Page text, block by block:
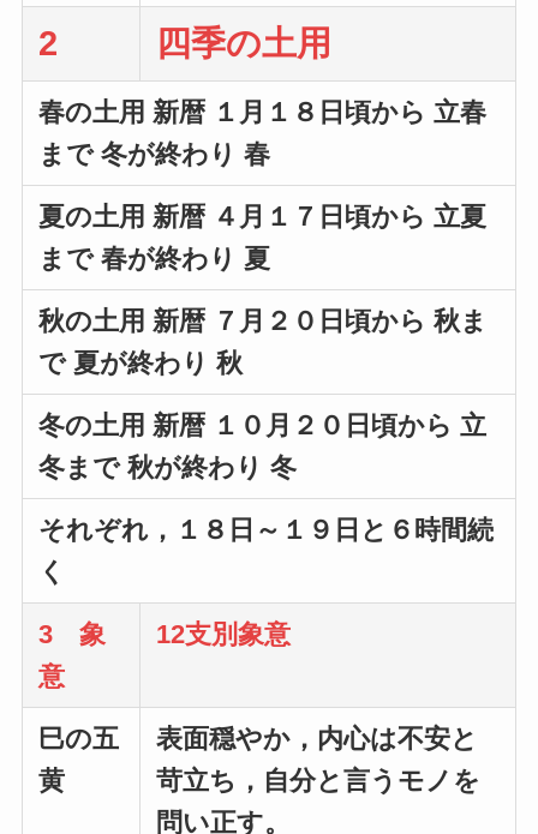
2 四季の土用
春の土用 新暦 １月１８日頃から 立春
まで 冬が終わり 春
夏の土用 新暦 ４月１７日頃から 立夏
まで 春が終わり 夏
秋の土用 新暦 ７月２０日頃から 秋ま
で 夏が終わり 秋
冬の土用 新暦 １０月２０日頃から 立
冬まで 秋が終わり 冬
それぞれ，１８日～１９日と６時間続
く
3 象
意
12支別象意
巳の五
黄
表面穏やか，内心は不安と
苛立ち，自分と言うモノを
問い正す。